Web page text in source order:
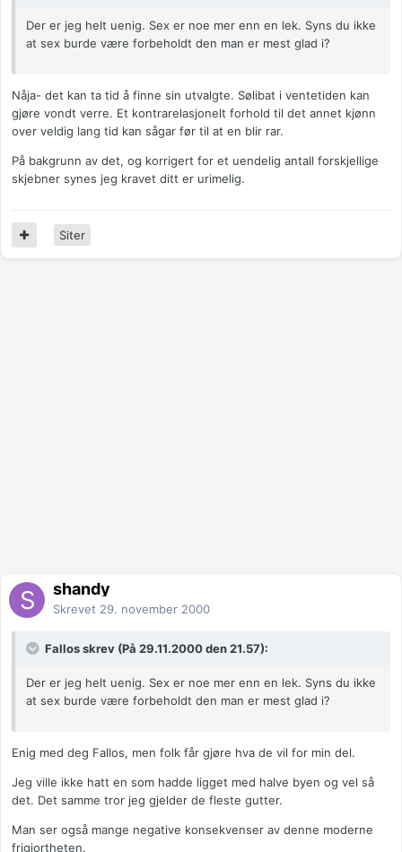
Der er jeg helt uenig. Sex er noe mer enn en lek. Syns du ikke
at sex burde være forbeholdt den man er mest glad i?
Nåja- det kan ta tid å finne sin utvalgte. Sølibat i ventetiden kan
gjøre vondt verre. Et kontrarelasjonelt forhold til det annet kjønn
over veldig lang tid kan sågar før til at en blir rar.
På bakgrunn av det, og korrigert for et uendelig antall forskjellige
skjebner synes jeg kravet ditt er urimelig.
Siter
shandy
Skrevet 29. november 2000
Fallos skrev (På 29.11.2000 den 21.57):
Der er jeg helt uenig. Sex er noe mer enn en lek. Syns du ikke
at sex burde være forbeholdt den man er mest glad i?
Enig med deg Fallos, men folk får gjøre hva de vil for min del.
Jeg ville ikke hatt en som hadde ligget med halve byen og vel så
det. Det samme tror jeg gjelder de fleste gutter.
Man ser også mange negative konsekvenser av denne moderne
frigjortheten.